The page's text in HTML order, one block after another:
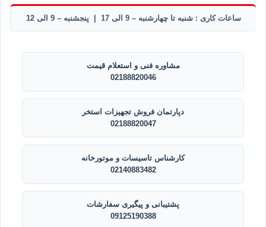
ساعات کاری : شنبه تا چهارشنبه – 9 الی 17 | پنجشنبه – 9 الی 12
مشاوره فنی و استعلام قیمت
02188820046
دپارتمان فروش تجهیزات استخر
02188820047
کارشناس تاسیسات و موتورخانه
02140883482
پشتیبانی و پیگیری سفارشات
09125190388